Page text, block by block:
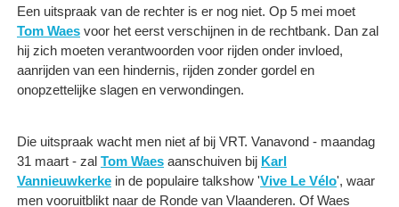
Een uitspraak van de rechter is er nog niet. Op 5 mei moet
Tom Waes voor het eerst verschijnen in de rechtbank. Dan zal
hij zich moeten verantwoorden voor rijden onder invloed,
aanrijden van een hindernis, rijden zonder gordel en
onopzettelijke slagen en verwondingen.
Die uitspraak wacht men niet af bij VRT. Vanavond - maandag
31 maart - zal Tom Waes aanschuiven bij Karl
Vannieuwkerke in de populaire talkshow 'Vive Le Vélo', waar
men vooruitblikt naar de Ronde van Vlaanderen. Of Waes